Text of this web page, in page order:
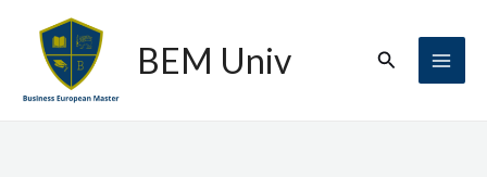
contenu
BEM Univ Rechercher